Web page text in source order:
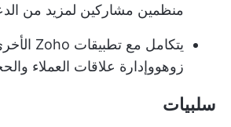
منظمين مشاركين لمزيد من
يتكامل مع تطبيقات Zoho الأخرى مثل
زوهووإدارة علاقات العملاء
سلبيات